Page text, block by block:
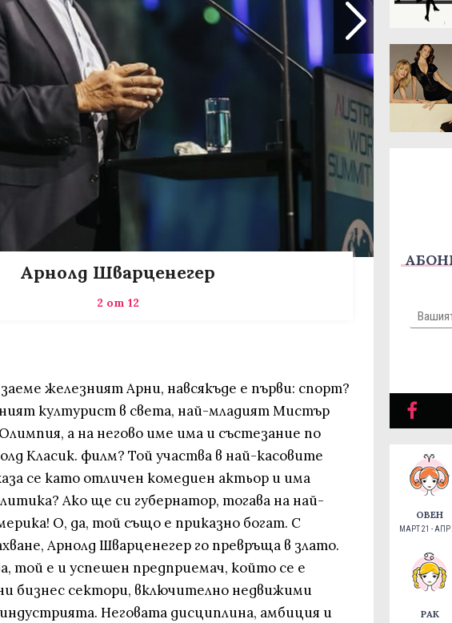
Арнолд Шварценегер
2 от 12
железният Арни, навсякъде е първи: спорт?
културист в света, най-младият Мистър
а на негово име има и състезание по
Класик. филм? Той участва в най-касовите
се като отличен комедиен актьор и има
Ако ще си губернатор, тогава на най-
О, да, той също е приказно богат. С
Арнолд Шварценегер го превръща в злато.
той е и успешен предприемач, който се е
бизнес сектори, включително недвижими
Неговата дисциплина, амбиция и
ОВЕН
МАРТ 21 - АПР
РАК